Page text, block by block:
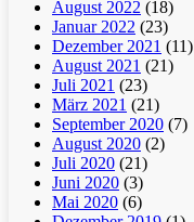
August 2022 (18)
Januar 2022 (23)
Dezember 2021 (11)
August 2021 (21)
Juli 2021 (23)
März 2021 (21)
September 2020 (7)
August 2020 (2)
Juli 2020 (21)
Juni 2020 (3)
Mai 2020 (6)